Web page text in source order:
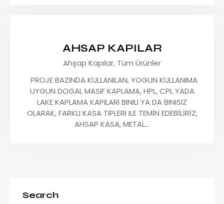
AHSAP KAPILAR
Ahşap Kapılar, Tüm Ürünler
PROJE BAZINDA KULLANILAN, YOGUN KULLANIMA
UYGUN DOGAL MASIF KAPLAMA, HPL, CPL YADA
LAKE KAPLAMA KAPILARI BINILI YA DA BINISIZ
OLARAK, FARKLI KASA TIPLERI ILE TEMİN EDEBİLİRİZ;
AHSAP KASA, METAL…
Search